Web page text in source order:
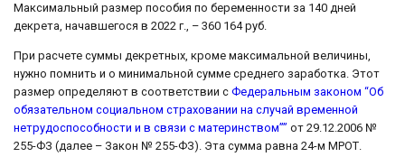
Максимальный размер пособия по беременности за 140 дней
декрета, начавшегося в 2022 г., – 360 164 руб.
При расчете суммы декретных, кроме максимальной величины,
нужно помнить и о минимальной сумме среднего заработка. Этот
размер определяют в соответствии с Федеральным законом “Об
обязательном социальном страховании на случай временной
нетрудоспособности и в связи с материнством”” от 29.12.2006 №
255-ФЗ (далее – Закон № 255-ФЗ). Эта сумма равна 24-м МРОТ.